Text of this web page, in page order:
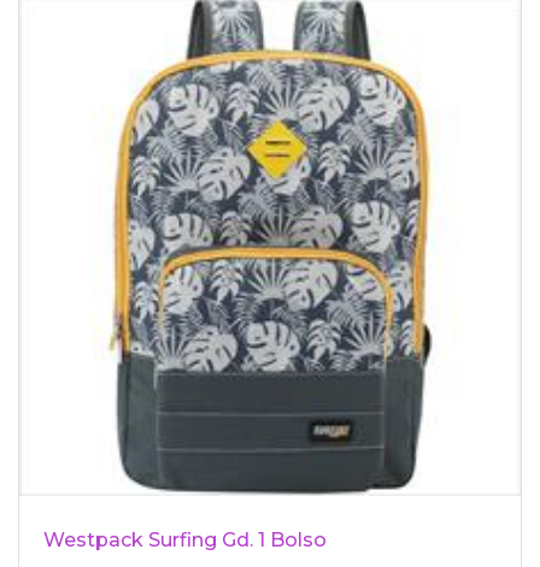
Westpack Surfing Gd. 1 Bolso